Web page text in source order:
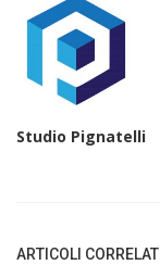
Studio Pignatelli
ARTICOLI CORRELATI